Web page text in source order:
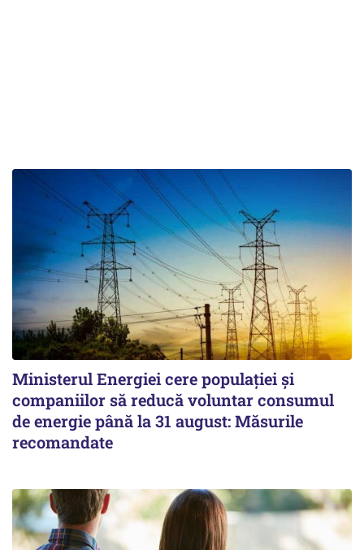
Ministerul Energiei cere populației și
companiilor să reducă voluntar consumul
de energie până la 31 august: Măsurile
recomandate